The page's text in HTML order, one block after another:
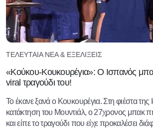
ΤΕΛΕΥΤΑΊΑ ΝΈΑ & ΕΞΕΛΊΞΕΙΣ
«Κούκου-Κουκουρέγια»: Ο Ισπανός
viral τραγούδι του!
Το έκανε ξανά ο Κουκουρέγια. Στη φιέστα της
κατάκτηση του Μουντιάλ, ο 27χρονος μπακ
και είπε το τραγούδι που είχε προκαλέσει